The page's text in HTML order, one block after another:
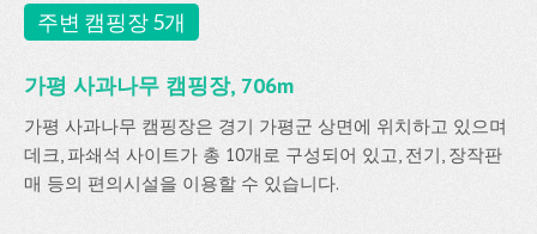
주변 캠핑장 5개
가평 사과나무 캠핑장, 706m
가평 사과나무 캠핑장은 경기 가평군 상면에 위치하고 있으며
데크, 파쇄석 사이트가 총 10개로 구성되어 있고, 전기, 장작판
매 등의 편의시설을 이용할 수 있습니다.